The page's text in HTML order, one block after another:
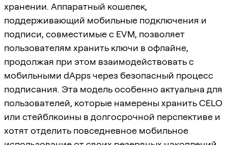
хранении. Аппаратный кошелек,
поддерживающий мобильные подключения и
подписи, совместимые с EVM, позволяет
пользователям хранить ключи в офлайне,
продолжая при этом взаимодействовать с
мобильными dApps через безопасный процесс
подписания. Эта модель особенно актуальна для
пользователей, которые намерены хранить CELO
или стейблкоины в долгосрочной перспективе и
хотят отделить повседневное мобильное